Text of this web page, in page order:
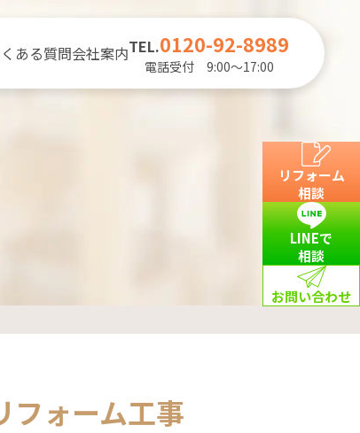
ある質問会社案内TEL.0120-92-8989
電話受付 9:00～17:00
ォーム工事
リフォーム
相談
LINEで
相談
お問い合わせ